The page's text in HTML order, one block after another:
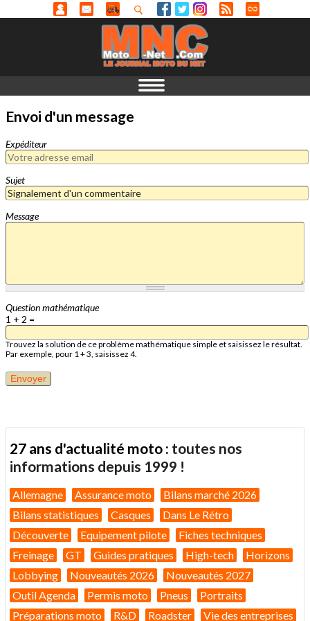
Envoi d'un message
Expéditeur
Sujet
Message
Question mathématique
1 + 2 =
Trouvez la solution de ce problème mathématique simple et saisissez le résultat.
Par exemple, pour 1 + 3, saisissez 4.
27 ans d'actualité moto : toutes nos
informations depuis 1999 !
Allemagne Assurance moto
Bilans marché 2026
Bilans statistiques
Casques
Dans Le Rétro
Découverte
Equipement pilote
Fiches techniques
Freinage
GT Guides pratiques High-tech
Horizons
Lobbying
Nouveautés 2026
Nouveautés 2027
Outil Agenda
Permis moto Pneus
Portraits
Préparations moto
R&D Roadster Vie des entreprises